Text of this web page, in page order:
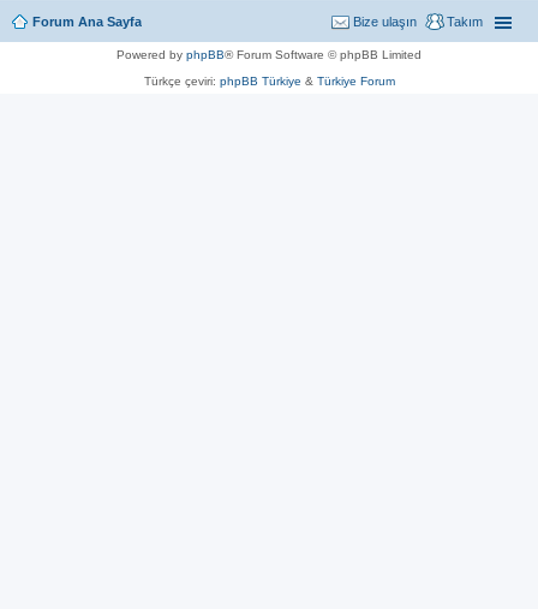
Forum Ana Sayfa Takım
Bize ulaşın
Powered by phpBB® Forum Software © phpBB Limited
Türkçe çeviri: phpBB Türkiye & Türkiye Forum